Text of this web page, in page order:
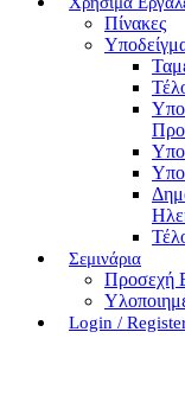
Πίνακες
Σεμινάρια
Προσεχή
Login /